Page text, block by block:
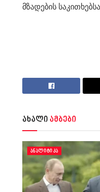
მზადების
ახალი ამბები
ᲐᲜᲐᲚᲘᲢᲘᲙᲐ